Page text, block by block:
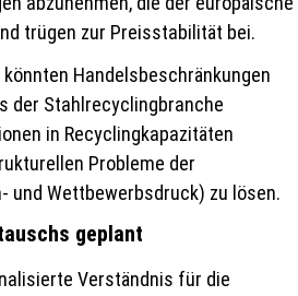
trügen zur Preisstabilität bei.
Handelsbeschränkungen
der Stahlrecyclingbranche
in Recyclingkapazitäten
Probleme der
und Wettbewerbsdruck) zu lösen.
geplant
Verständnis für die